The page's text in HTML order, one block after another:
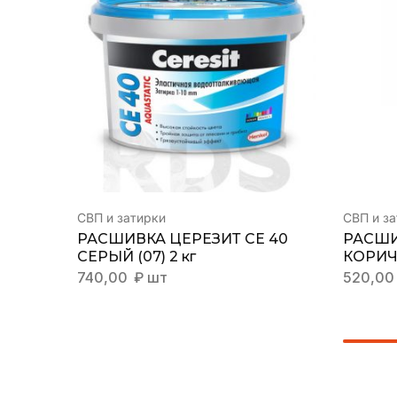
СВП и затирки
РАСШИВКА ЦЕРЕЗИТ СЕ 40
СЕРЫЙ (07) 2 кг
740,00 ₽ шт
СВП и
520,00